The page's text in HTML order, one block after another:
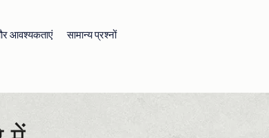
आवश्यकताएं सामान्य प्रश्नों